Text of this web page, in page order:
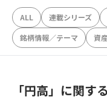
ALL 連載シリーズ
銘柄情報／テーマ
資
「円高」に関す